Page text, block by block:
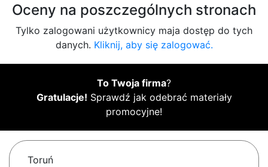
Oceny na poszczególnych stronach
Tylko zalogowani użytkownicy maja dostęp do tych
danych. Kliknij, aby się zalogować.
To Twoja firma?
Gratulacje! Sprawdź jak odebrać materiały
promocyjne!
Toruń